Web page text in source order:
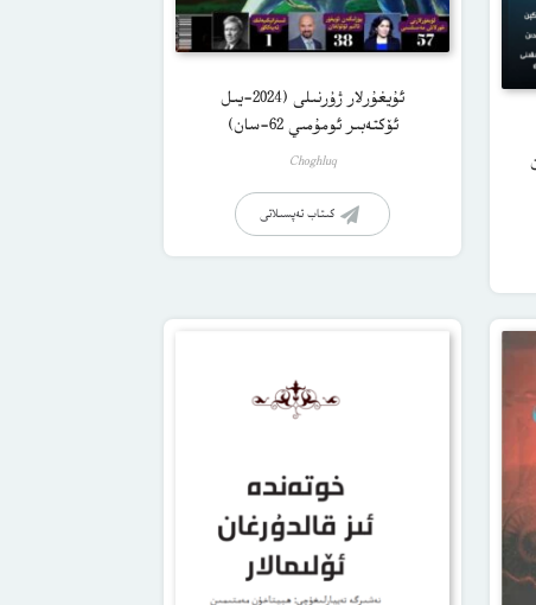
ئۇيغۇرلار ژۇرنىلى (2024-يىل
ئۆكتەبىر ئومۇمىي 62-سان)
Choghluq
كىتاب تەپسىلاتى